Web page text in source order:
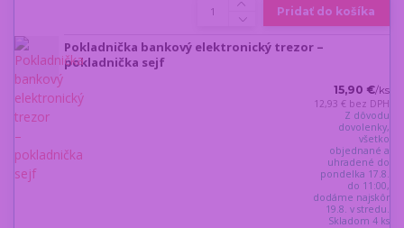
Pridať do košíka
Pokladnička bankový elektronický trezor –
pokladnička sejf
15,90 €/ks
12,93 € bez DPH
Z dôvodu
dovolenky,
všetko
objednané a
uhradené do
pondelka 17.8.
do 11:00,
dodáme najskôr
19.8. v stredu.
Skladom 4 ks